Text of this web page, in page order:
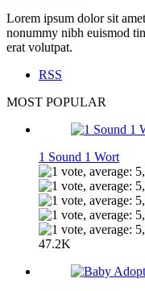
Lorem ipsum dolor sit
nonummy nibh euismod
erat volutpat.
RSS
MOST POPULAR
1 Sound 1 Wort
47.2K